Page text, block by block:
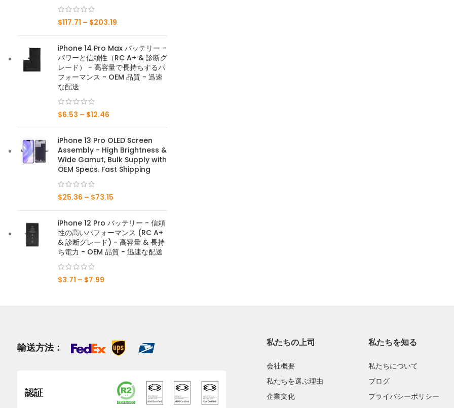
メイト50E
メイト50
Mate 40 プロ
メイト40
メイト30
メイト20×5G
メイト20X
メイト20
PスマートS 2021
Pスマート2021
$117.71 – $203.19
iPhone 14 Pro Max バッテリー -
パワーと信頼性（RC A+ & 診断グ
レード） - 高容量で長持ちするパ
フォーマンス - OEM 品質 - 迅速
な配送
$6.53 – $12.46
iPhone 13 Pro OLED Screen
Assembly - High Brightness &
Wide Gamut, Bulk Supply with
OEM Specs. Fast Shipping
$25.36 – $73.15
iPhone 12 Pro バッテリー - 信頼
性の高いパフォーマンス (RC A+
& 診断グレード) - 高容量 & 長持
ち電力 - OEM 品質 - 迅速な配送
$3.71 – $7.99
輸送方法：
認証
私たちの上司
会社概要
私たちを選ぶ理由
企業文化
私たちを知る
私たちについて
ブログ
プライバシーポリシー